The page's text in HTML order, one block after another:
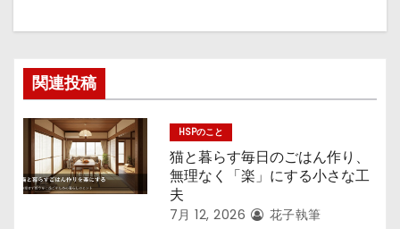
ン
関連投稿
HSPのこと
猫と暮らす毎日のごはん作り、
無理なく「楽」にする小さな工
夫
7月 12, 2026 花子執筆